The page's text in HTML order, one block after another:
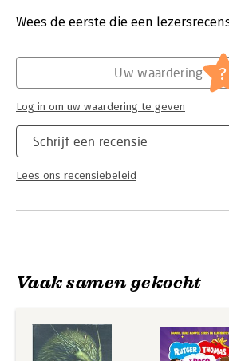
Verschijningsdatum:
15-9-2023
Thrillers en
Wees de eerste die een
Schrijf een recensie
Lees ons recensiebeleid
Uw waardering ?
Log in om uw waardering te geven
Vaak samen gekocht